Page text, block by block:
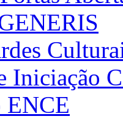
Iniciação
ENCE